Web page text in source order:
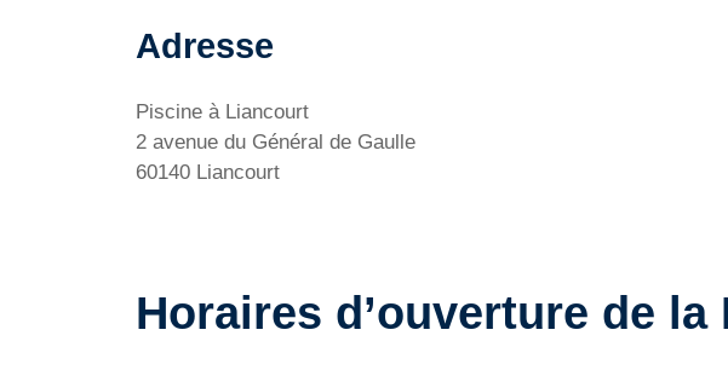
Adresse
Piscine à Liancourt
2 avenue du Général de Gaulle
60140 Liancourt
Horaires d’ouverture de